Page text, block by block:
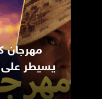
يسيطر على